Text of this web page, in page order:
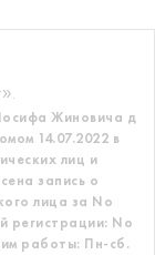
Жиновича д
14.07.2022 в
лиц и
запись о
лица за No
регистрации: No
работы: Пн-сб.